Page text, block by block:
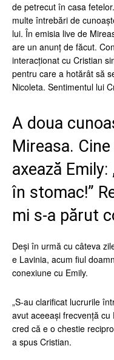
de petrecut în casa
multe întrebări de
lui. În emisia live de
are un anunț de făcut.
interacționat cu Cristian
pentru care a hotărât să
Nicoleta. Sentimentul lui
A doua
Mireasa.
axează
în stomac!”
mi s-a părut
Deși în urmă cu câteva
e Lavinia, acum fiul
conexiune cu Emily.
„S-au clarificat lucrurile
avut aceeași frecvență cu
cred că e o chestie
a spus Cristian.